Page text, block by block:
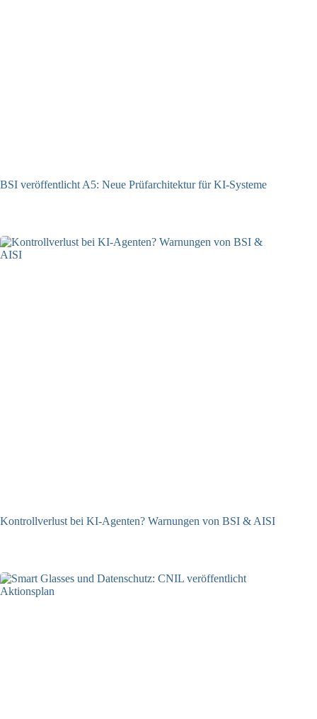
BSI veröffentlicht A5: Neue Prüfarchitektur für KI-Systeme
Kontrollverlust bei KI-Agenten? Warnungen von BSI & AISI